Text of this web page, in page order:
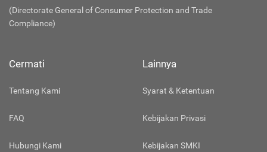
(Directorate General of Consumer Protection and Trade
Compliance)
Cermati
Tentang Kami
FAQ
Hubungi Kami
Lainnya
Syarat & Ketentuan
Kebijakan Privasi
Kebijakan SMKI